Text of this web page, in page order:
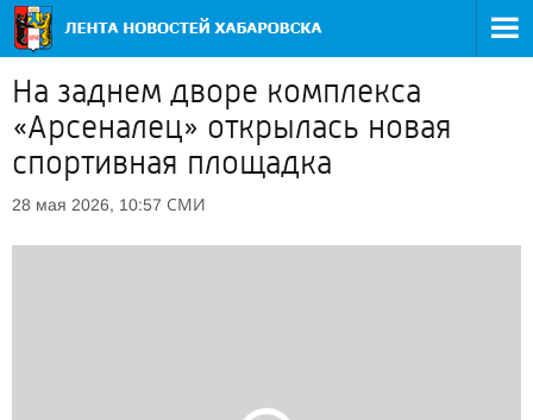
На заднем дворе комплекса
«Арсеналец» открылась новая
спортивная площадка
28 мая 2026, 10:57 СМИ